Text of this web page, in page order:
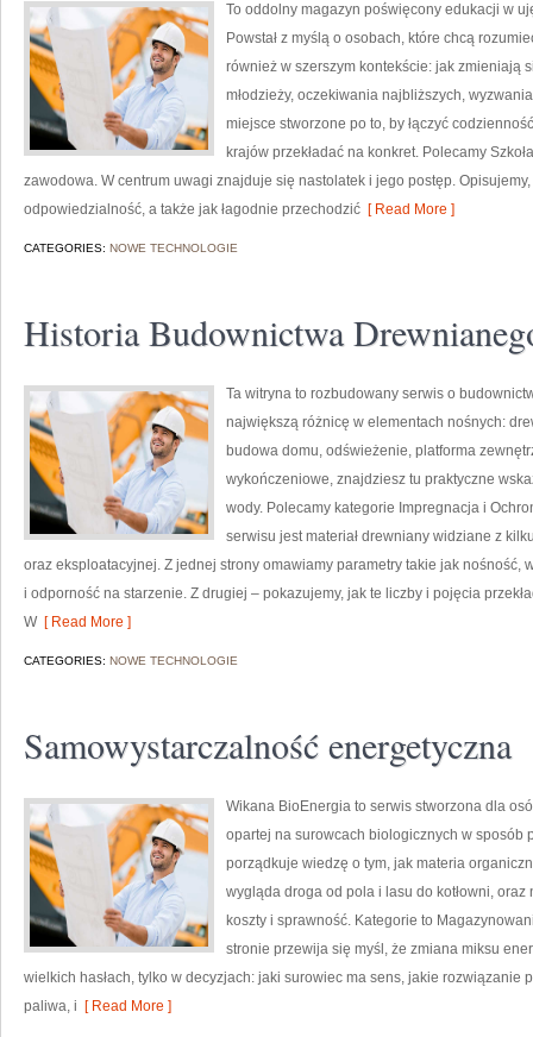
To oddolny magazyn poświęcony edukacji w
Powstał z myślą o osobach, które chcą
również w szerszym kontekście: jak zmieniają
młodzieży, oczekiwania najbliższych,
miejsce stworzone po to, by łączyć
krajów przekładać na konkret. Polecamy
zawodowa. W centrum uwagi znajduje się nastolatek i jego postęp.
odpowiedzialność, a także jak łagodnie przechodzić [ Read More ]
CATEGORIES: NOWE TECHNOLOGIE
Historia Budownictwa
Ta witryna to rozbudowany serwis o
największą różnicę w elementach nośnych:
budowa domu, odświeżenie, platforma
wykończeniowe, znajdziesz tu praktyczne
wody. Polecamy kategorie Impregnacja i
serwisu jest materiał drewniany widziane z
oraz eksploatacyjnej. Z jednej strony omawiamy parametry takie jak nośność,
i odporność na starzenie. Z drugiej – pokazujemy, jak te liczby i pojęcia
W [ Read More ]
CATEGORIES: NOWE TECHNOLOGIE
Samowystarczalność energetyczna
Wikana BioEnergia to serwis stworzona dla
opartej na surowcach biologicznych w sposób
porządkuje wiedzę o tym, jak materia
wygląda droga od pola i lasu do kotłowni,
koszty i sprawność. Kategorie to
stronie przewija się myśl, że zmiana miksu
wielkich hasłach, tylko w decyzjach: jaki surowiec ma sens, jakie rozwiązanie
paliwa, i [ Read More ]